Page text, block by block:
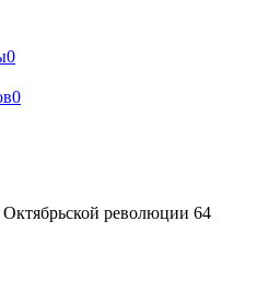
0
0
революции 64